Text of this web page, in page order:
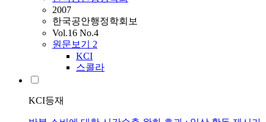
2007
한국공안행정학회보
Vol.16 No.4
원문보기 2
KCI
스콜라
KCI등재